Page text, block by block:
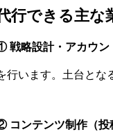
行できる主な
戦略設計・アカウン
行います。土台とな
コンテンツ制作（投